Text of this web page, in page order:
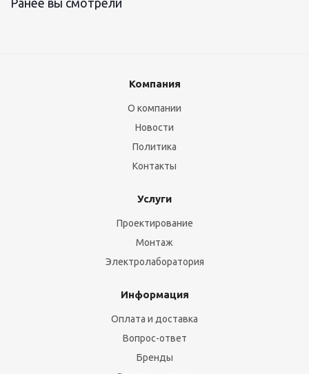
Ранее вы смотрели
Компания
О компании
Новости
Политика
Контакты
Услуги
Проектирование
Монтаж
Электролаборатория
Информация
Оплата и доставка
Вопрос-ответ
Бренды